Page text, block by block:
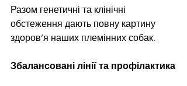
Разом генетичні та клінічні
обстеження дають повну картину
здоров’я наших племінних собак.
Збалансовані лінії та профілактика